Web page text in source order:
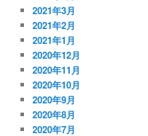
2021年3月
2021年2月
2021年1月
2020年12月
2020年11月
2020年10月
2020年9月
2020年8月
2020年7月